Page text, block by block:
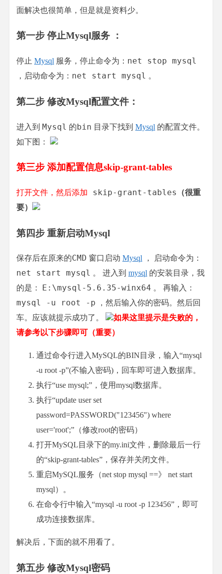
面解决也很简单，但是就是资料少。
第一步 停止Mysql服务 ：
停止 Mysql 服务，停止命令为： net stop mysql
，启动命令为： net start mysql 。
第二步 修改Mysql配置文件：
进入到 Mysql 的bin 目录下找到 Mysql 的配置文件。
如下图：
第三步 添加配置信息skip-grant-tables
打开文件，然后添加 skip-grant-tables
（很重
要）
第四步 重新启动Mysql
保存后在原来的CMD 窗口启动 Mysql ， 启动命令为：
net start mysql 。 进入到 mysql 的安装目录，我
的是：
E:\mysql-5.6.35-winx64 。 再输入：
mysql -u root -p ，然后输入你的密码。然后回
车。应该就提示成功了。
如果这里提示是失败的，
请参考以下步骤即可（重要）
通过命令行进入MySQL的BIN目录，输入“mysql
-u root -p”(不输入密码)，回车即可进入数据库。
执行“use mysql;”，使用mysql数据库。
执行“update user set
password=PASSWORD("123456") where
user='root';”（修改root的密码）
打开MySQL目录下的my.ini文件，删除最后一行
的“skip-grant-tables”，保存并关闭文件。
重启MySQL服务（net stop mysql ==》 net start
mysql）。
在命令行中输入“mysql -u root -p 123456”，即可
成功连接数据库。
解决后，下面的就不用看了。
第五步 修改Mysql密码